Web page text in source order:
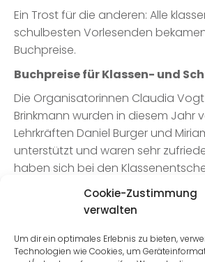
Cookie-Zustimmung
verwalten
Um dir ein optimales Erlebnis zu bieten,
Technologien wie Cookies, um
Ein Trost für die anderen: Alle
schulbesten Vorlesenden
Buchpreise.
Buchpreise für Klassen- und
Die Organisatorinnen Claudia
Brinkmann wurden in diesem Jahr
Lehrkräften Daniel Burger und
unterstützt und waren sehr
haben sich bei den
gegeben, die Leselust zu fördern.
alle Lust auf neues Lesefutter
Schüler(innen) der sechsten